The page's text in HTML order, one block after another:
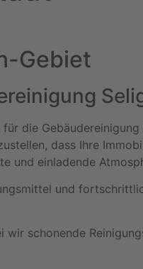
Gebiet
die
dass Ihre
und einladende
und
schonende